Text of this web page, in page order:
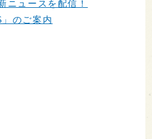
ニュースを配信！
のご案内